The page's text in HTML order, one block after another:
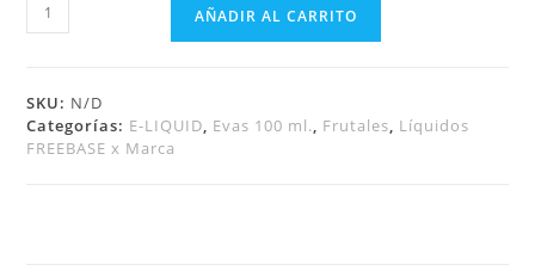
AÑADIR AL CARRITO
SKU: N/D
Categorías: E-LIQUID, Evas 100 ml., Frutales, Líquidos
FREEBASE x Marca